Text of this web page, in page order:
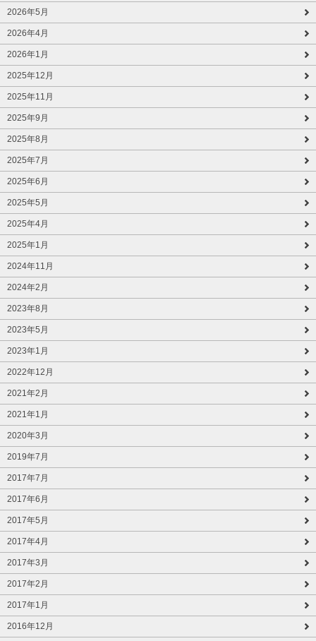
2026年5月
2026年4月
2026年1月
2025年12月
2025年11月
2025年9月
2025年8月
2025年7月
2025年6月
2025年5月
2025年4月
2025年1月
2024年11月
2024年2月
2023年8月
2023年5月
2023年1月
2022年12月
2021年2月
2021年1月
2020年3月
2019年7月
2017年7月
2017年6月
2017年5月
2017年4月
2017年3月
2017年2月
2017年1月
2016年12月